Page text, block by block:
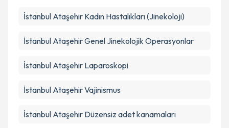
İstanbul Ataşehir Kadın Hastalıkları (Jinekoloji)
İstanbul Ataşehir Genel Jinekolojik Operasyonlar
İstanbul Ataşehir Laparoskopi
İstanbul Ataşehir Vajinismus
İstanbul Ataşehir Düzensiz adet kanamaları